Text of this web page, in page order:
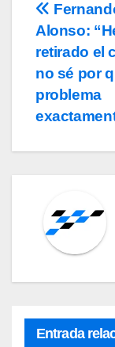
de
entradas
Alonso:
retirado el
no sé por
problema
Entrada